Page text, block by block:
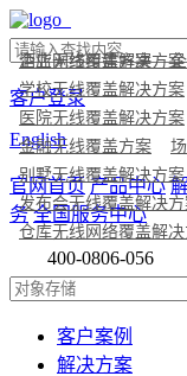
客户登录
English
官网首页 产品中心
务 全国服务中心
400-0806-056
客户案例
解决方案
酒店无线覆盖方案
学校无线覆盖解决方案
医院无线覆盖解决方案
金融无线覆盖方案
别墅无线覆盖解决方案
发布会无线覆盖解决
仓库无线网络覆盖解
企业网络组建解决方案